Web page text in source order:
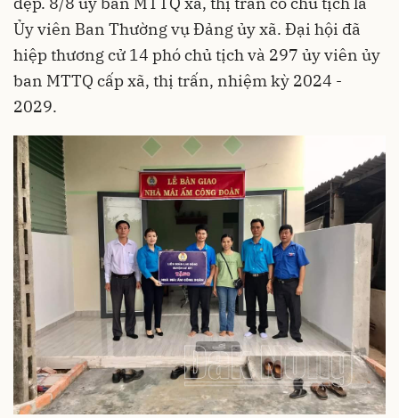
Ủy viên Ban Thường vụ Đảng ủy xã. Đại hội đã
hiệp thương cử 14 phó chủ tịch và 297 ủy viên ủy
ban MTTQ cấp xã, thị trấn, nhiệm kỳ 2024 -
2029.